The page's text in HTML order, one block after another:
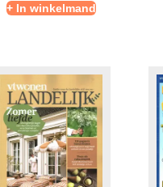
+ In winkelmand